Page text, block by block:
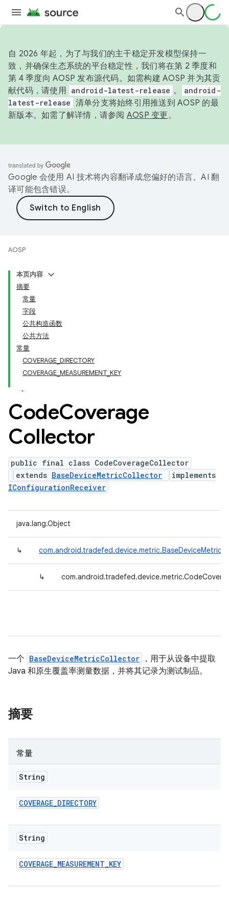
自 2026 年起，为了与我们的主干稳定开发模型保持一
致，并确保生态系统的平台稳定性，我们将在第 2 季度和
第 4 季度向 AOSP 发布源代码。如需构建 AOSP 并为其贡
献代码，请使用 android-latest-release 。
android-
latest-release 清单分支将始终引用推送到 AOSP 的最
新版本。如需了解详情，请参阅 AOSP 变更。
Google 会使用 AI 技术将内容翻译成您偏好的语言。AI 翻
译可能包含错误。
AOSP
本页内容
摘要
常量
字段
公共构造函数
公共方法
常量
COVERAGE_DIRECTORY
COVERAGE_MEASUREMENT_KEY
CodeCoverage
Collector
public final class CodeCoverageCollector
extends BaseDeviceMetricCollector
implements
IConfigurationReceiver
java.lang.Object
↳
↳
一个 BaseDeviceMetricCollector
，用于从设备中提取
Java 和原生覆盖率测量数据，并将其记录为测试制品。
摘要
常量
String
COVERAGE_DIRECTORY
String
COVERAGE_MEASUREMENT_KEY